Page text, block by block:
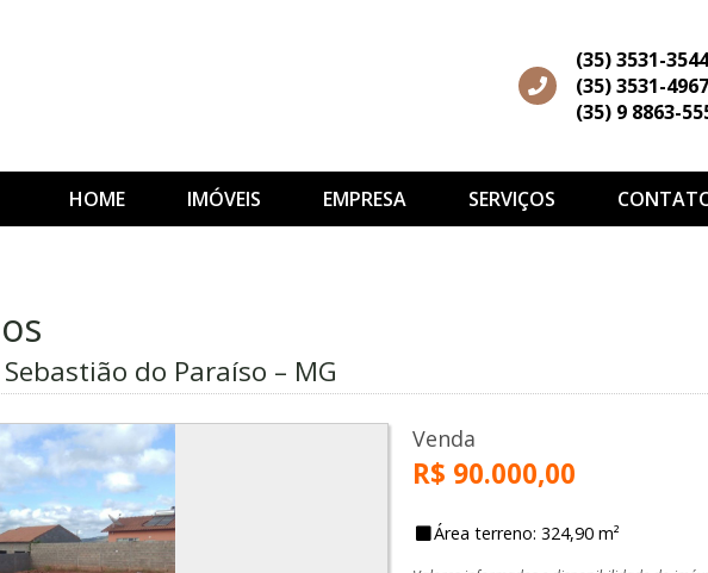
(35) 3531-3544
(35) 3531-4967
(35) 9 8863-
HOME IMÓVEIS EMPRESA SERVIÇOS
Sebastião do Paraíso – MG
Venda
R$ 90.000,00
Área terreno: 324,90 m²